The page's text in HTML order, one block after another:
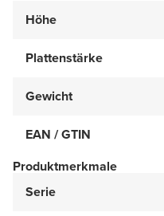
Höhe
Plattenstärke
Gewicht
EAN / GTIN
Produktmerkmale
Serie